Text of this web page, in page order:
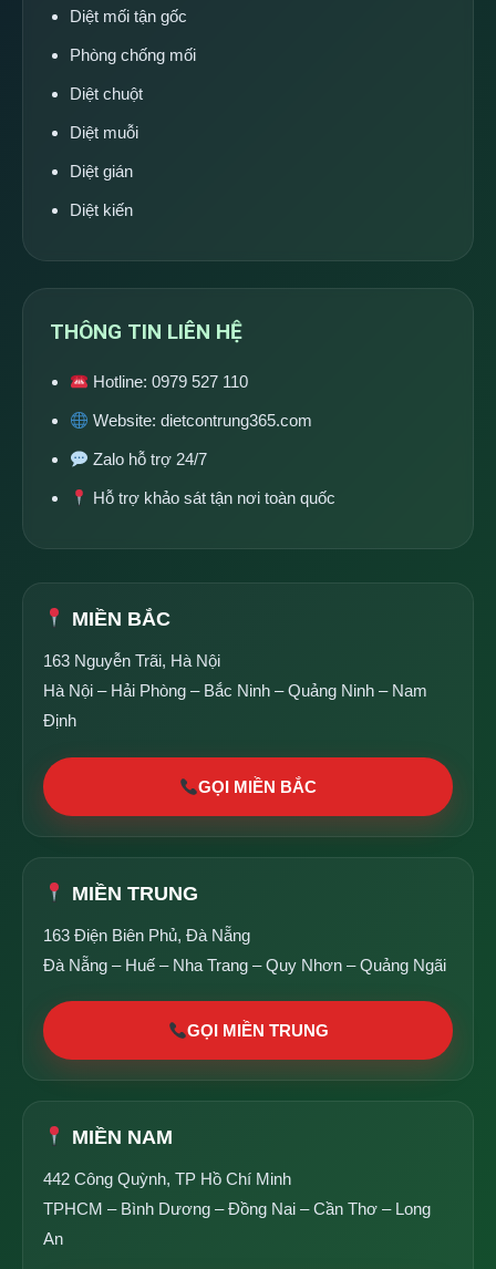
Diệt mối tận gốc
Phòng chống mối
Diệt chuột
Diệt muỗi
Diệt gián
Diệt kiến
THÔNG TIN LIÊN HỆ
Hotline:0979 527 110
Website:dietcontrung365.com
Zalo hỗ trợ 24/7
Hỗ trợ khảo sát tận nơi toàn quốc
MIỀN BẮC
163 Nguyễn Trãi, Hà Nội
Hà Nội – Hải Phòng – Bắc Ninh – Quảng Ninh – Nam
Định
GỌI MIỀN BẮC
MIỀN TRUNG
163 Điện Biên Phủ, Đà Nẵng
Đà Nẵng – Huế – Nha Trang – Quy Nhơn – Quảng Ngãi
GỌI MIỀN TRUNG
MIỀN NAM
442 Công Quỳnh, TP Hồ Chí Minh
TPHCM – Bình Dương – Đồng Nai – Cần Thơ – Long
An